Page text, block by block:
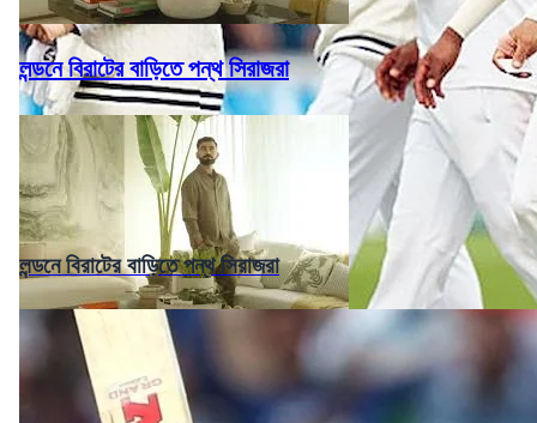
লন্ডনে বিরাটের বাড়িতে পন্থ সিরাজরা
লন্ডনে বিরাটের বাড়িতে পন্থ সিরাজরা